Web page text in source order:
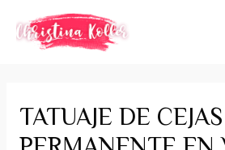
contenido
TATUAJE DE CEJAS